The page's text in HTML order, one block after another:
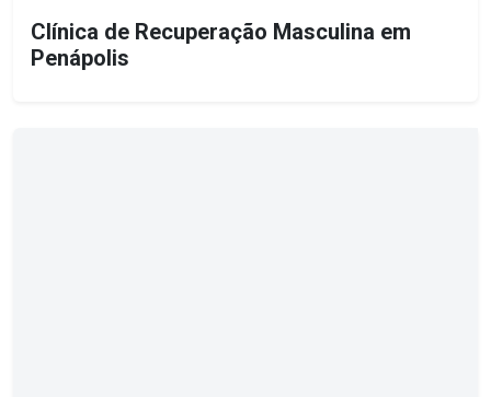
Clínica de Recuperação Masculina em
Penápolis